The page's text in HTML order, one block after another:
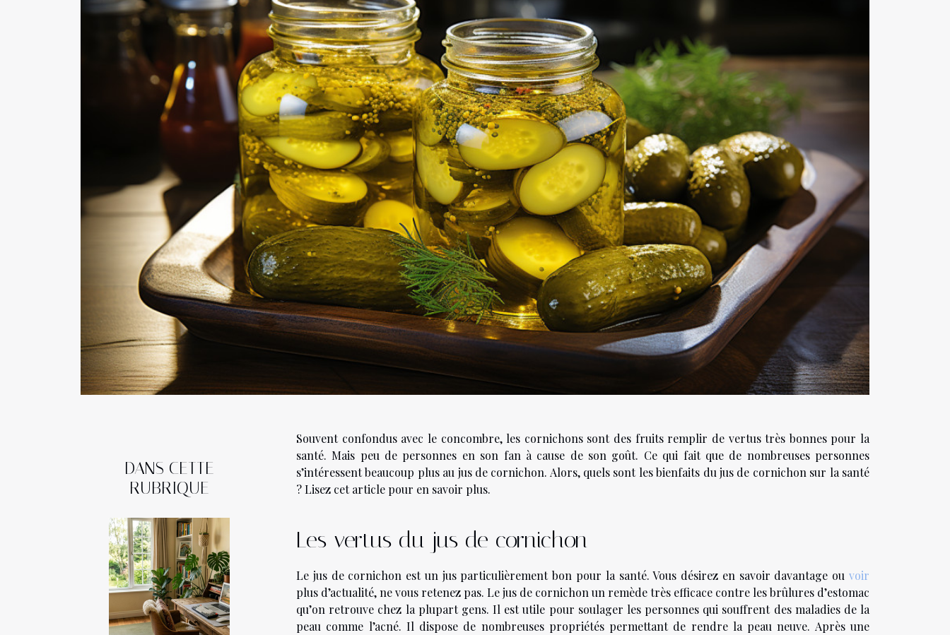
DANS CETTE
RUBRIQUE
Souvent confondus avec le concombre, les cornichons sont des fruits remplir de vertus très bonnes pour la
santé. Mais peu de personnes en son fan à cause de son goût. Ce qui fait que de nombreuses personnes
s’intéressent beaucoup plus au jus de cornichon. Alors, quels sont les bienfaits du jus de cornichon sur la santé
? Lisez cet article pour en savoir plus.
Les vertus du jus de cornichon
Le jus de cornichon est un jus particulièrement bon pour la santé. Vous désirez en savoir davantage ou voir
plus d’actualité, ne vous retenez pas. Le jus de cornichon un remède très efficace contre les brûlures d’estomac
qu’on retrouve chez la plupart gens. Il est utile pour soulager les personnes qui souffrent des maladies de la
peau comme l’acné. Il dispose de nombreuses propriétés permettant de rendre la peau neuve. Après une